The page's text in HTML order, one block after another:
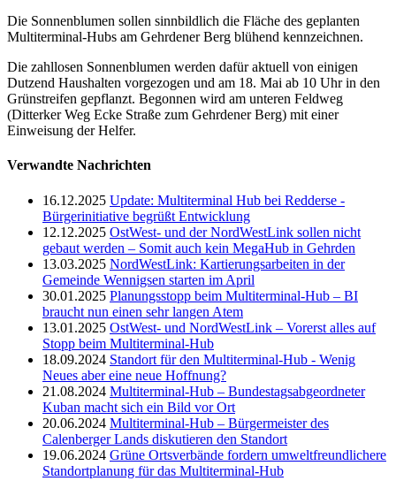
Die Sonnenblumen sollen sinnbildlich die Fläche des geplanten
Multiterminal-Hubs am Gehrdener Berg blühend kennzeichnen.
Die zahllosen Sonnenblumen werden dafür aktuell von einigen
Dutzend Haushalten vorgezogen und am 18. Mai ab 10 Uhr in den
Grünstreifen gepflanzt. Begonnen wird am unteren Feldweg
(Ditterker Weg Ecke Straße zum Gehrdener Berg) mit einer
Einweisung der Helfer.
Verwandte Nachrichten
16.12.2025 Update: Multiterminal Hub bei Redderse -
Bürgerinitiative begrüßt Entwicklung
12.12.2025 OstWest- und der NordWestLink sollen nicht
gebaut werden – Somit auch kein MegaHub in Gehrden
13.03.2025 NordWestLink: Kartierungsarbeiten in der
Gemeinde Wennigsen starten im April
30.01.2025 Planungsstopp beim Multiterminal-Hub – BI
braucht nun einen sehr langen Atem
13.01.2025 OstWest- und NordWestLink – Vorerst alles auf
Stopp beim Multiterminal-Hub
18.09.2024 Standort für den Multiterminal-Hub - Wenig
Neues aber eine neue Hoffnung?
21.08.2024 Multiterminal-Hub – Bundestagsabgeordneter
Kuban macht sich ein Bild vor Ort
20.06.2024 Multiterminal-Hub – Bürgermeister des
Calenberger Lands diskutieren den Standort
19.06.2024 Grüne Ortsverbände fordern umweltfreundlichere
Standortplanung für das Multiterminal-Hub